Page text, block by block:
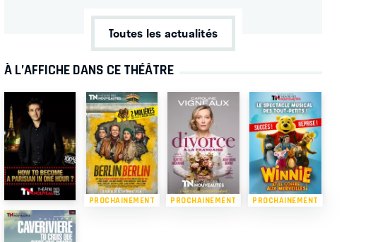
Toutes les actualités
À L’AFFICHE DANS CE THÉÂTRE
PROCHAINEMENT PROCHAINEMENT PROCHAINEMENT